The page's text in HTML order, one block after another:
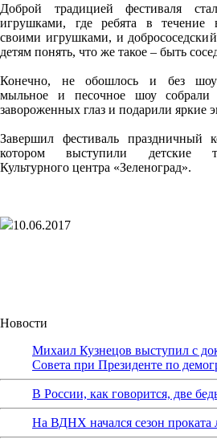
Доброй традицией фестиваля
игрушками, где ребята в течение
своими игрушками, и
детям понять, что же такое – быть
Конечно, не обошлось и без шоу-
мыльное и песочное шоу собрали
завороженных глаз и подарили яркие
Завершил фестиваль праздничный
котором выступили детские
Культурного центра «Зеленоград».
10.06.2017
Новости
Михаил Кузнецов выступил с
Совета при Президенте по
В России, как говорится, две
На ВДНХ начался сезон проката